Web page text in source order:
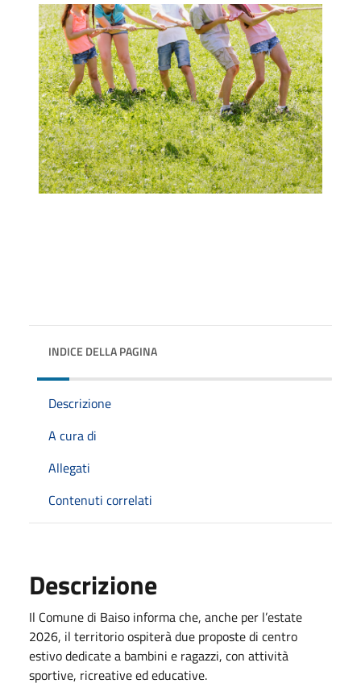
INDICE DELLA PAGINA
Descrizione
A cura di
Allegati
Contenuti correlati
Descrizione
Il Comune di Baiso informa che, anche per l’estate
2026, il territorio ospiterà due proposte di centro
estivo dedicate a bambini e ragazzi, con attività
sportive, ricreative ed educative.